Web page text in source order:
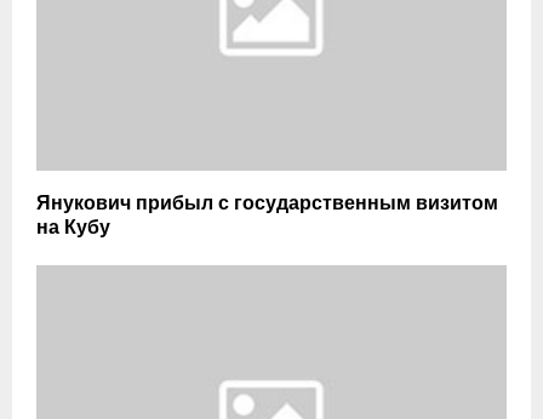
Янукович прибыл с государственным визитом
на Кубу